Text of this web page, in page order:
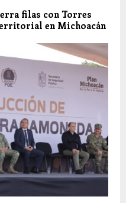
filas con Torres
en Michoacán